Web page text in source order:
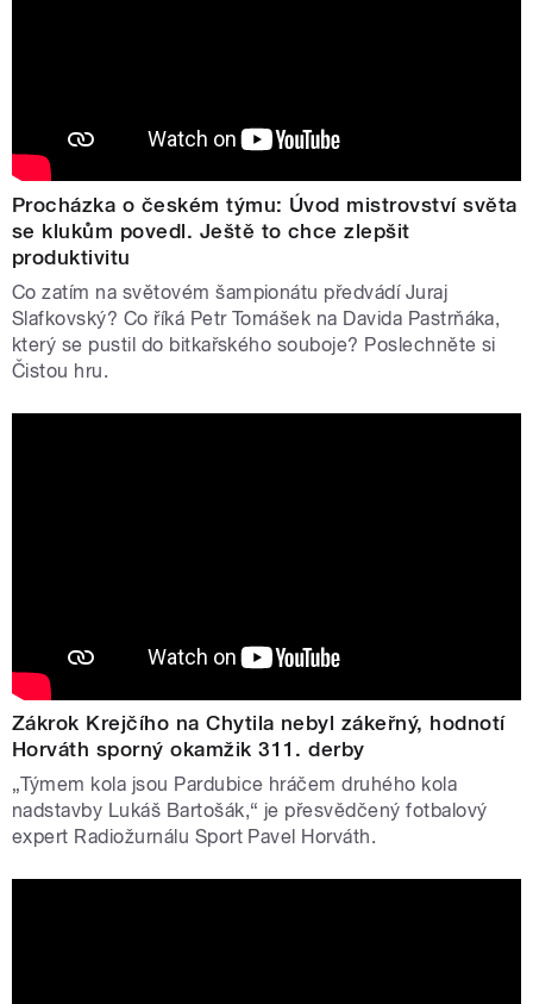
Procházka o českém týmu: Úvod mistrovství světa
se klukům povedl. Ještě to chce zlepšit
produktivitu
Co zatím na světovém šampionátu předvádí Juraj
Slafkovský? Co říká Petr Tomášek na Davida Pastrňáka,
který se pustil do bitkařského souboje? Poslechněte si
Čistou hru.
Zákrok Krejčího na Chytila nebyl zákeřný, hodnotí
Horváth sporný okamžik 311. derby
„Týmem kola jsou Pardubice hráčem druhého kola
nadstavby Lukáš Bartošák,“ je přesvědčený fotbalový
expert Radiožurnálu Sport Pavel Horváth.